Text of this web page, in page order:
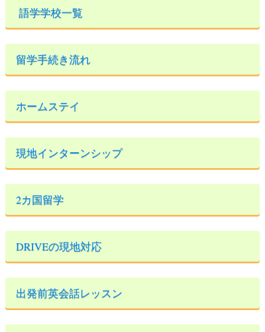
語学学校一覧
留学手続き流れ
ホームステイ
現地インターンシップ
2カ国留学
DRIVEの現地対応
出発前英会話レッスン